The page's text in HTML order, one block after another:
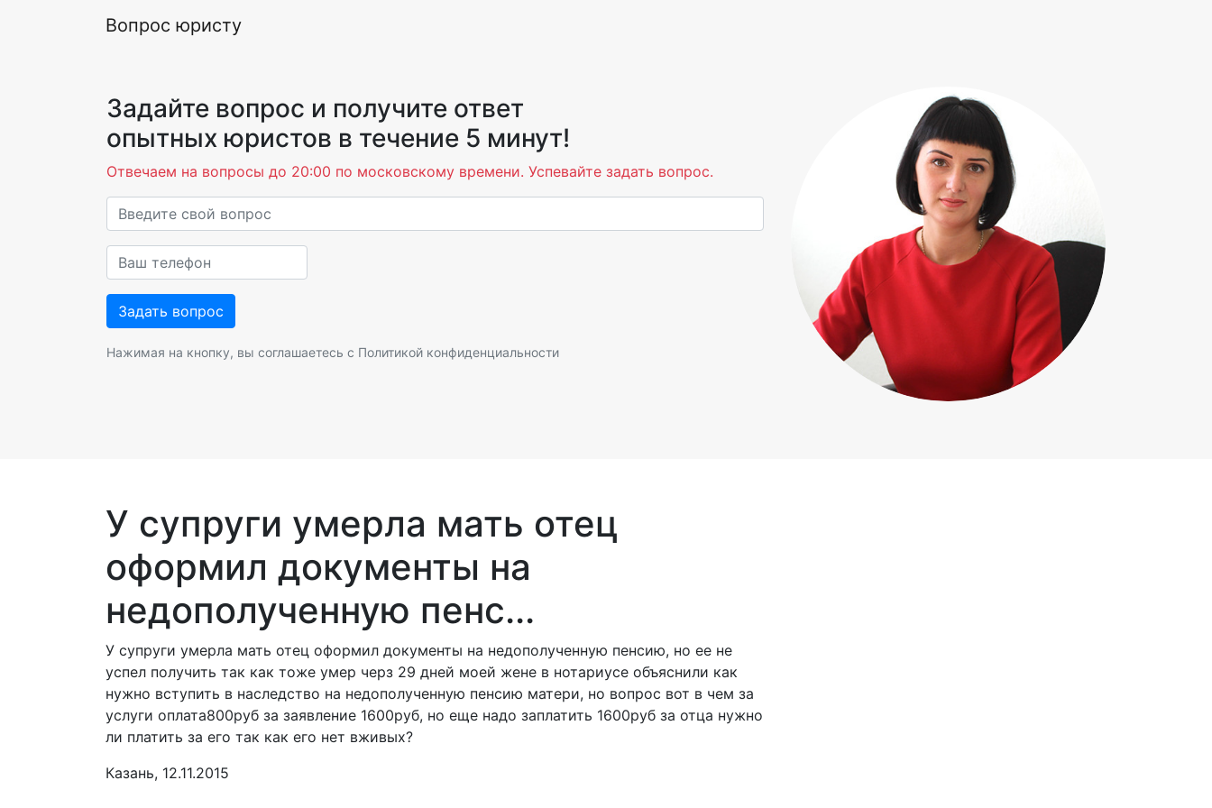
Вопрос юристу
Задайте вопрос и получите ответ
опытных юристов в течение 5 минут!
Отвечаем на вопросы до 20:00 по московскому времени. Успевайте задать вопрос.
Нажимая на кнопку, вы соглашаетесь с Политикой конфиденциальности
У супруги умерла мать отец
оформил документы на
недополученную пенс...
У супруги умерла мать отец оформил документы на недополученную пенсию, но ее не
успел получить так как тоже умер черз 29 дней моей жене в нотариусе объяснили как
нужно вступить в наследство на недополученную пенсию матери, но вопрос вот в чем за
услуги оплата800руб за заявление 1600руб, но еще надо заплатить 1600руб за отца нужно
ли платить за его так как его нет вживых?
Казань, 12.11.2015